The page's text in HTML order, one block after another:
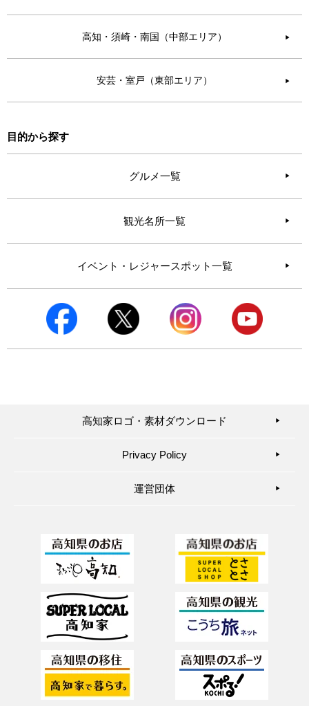
高知・須崎・南国（中部エリア） ▶︎
安芸・室戸（東部エリア） ▶︎
目的から探す
グルメ一覧
観光名所一覧
イベント・レジャースポット一覧
高知家ロゴ・素材ダウンロード ▶︎
Privacy Policy ▶︎
運営団体 ▶︎